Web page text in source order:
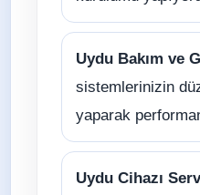
Uydu Bakım ve
sistemlerinizin
yaparak
Uydu Cihazı